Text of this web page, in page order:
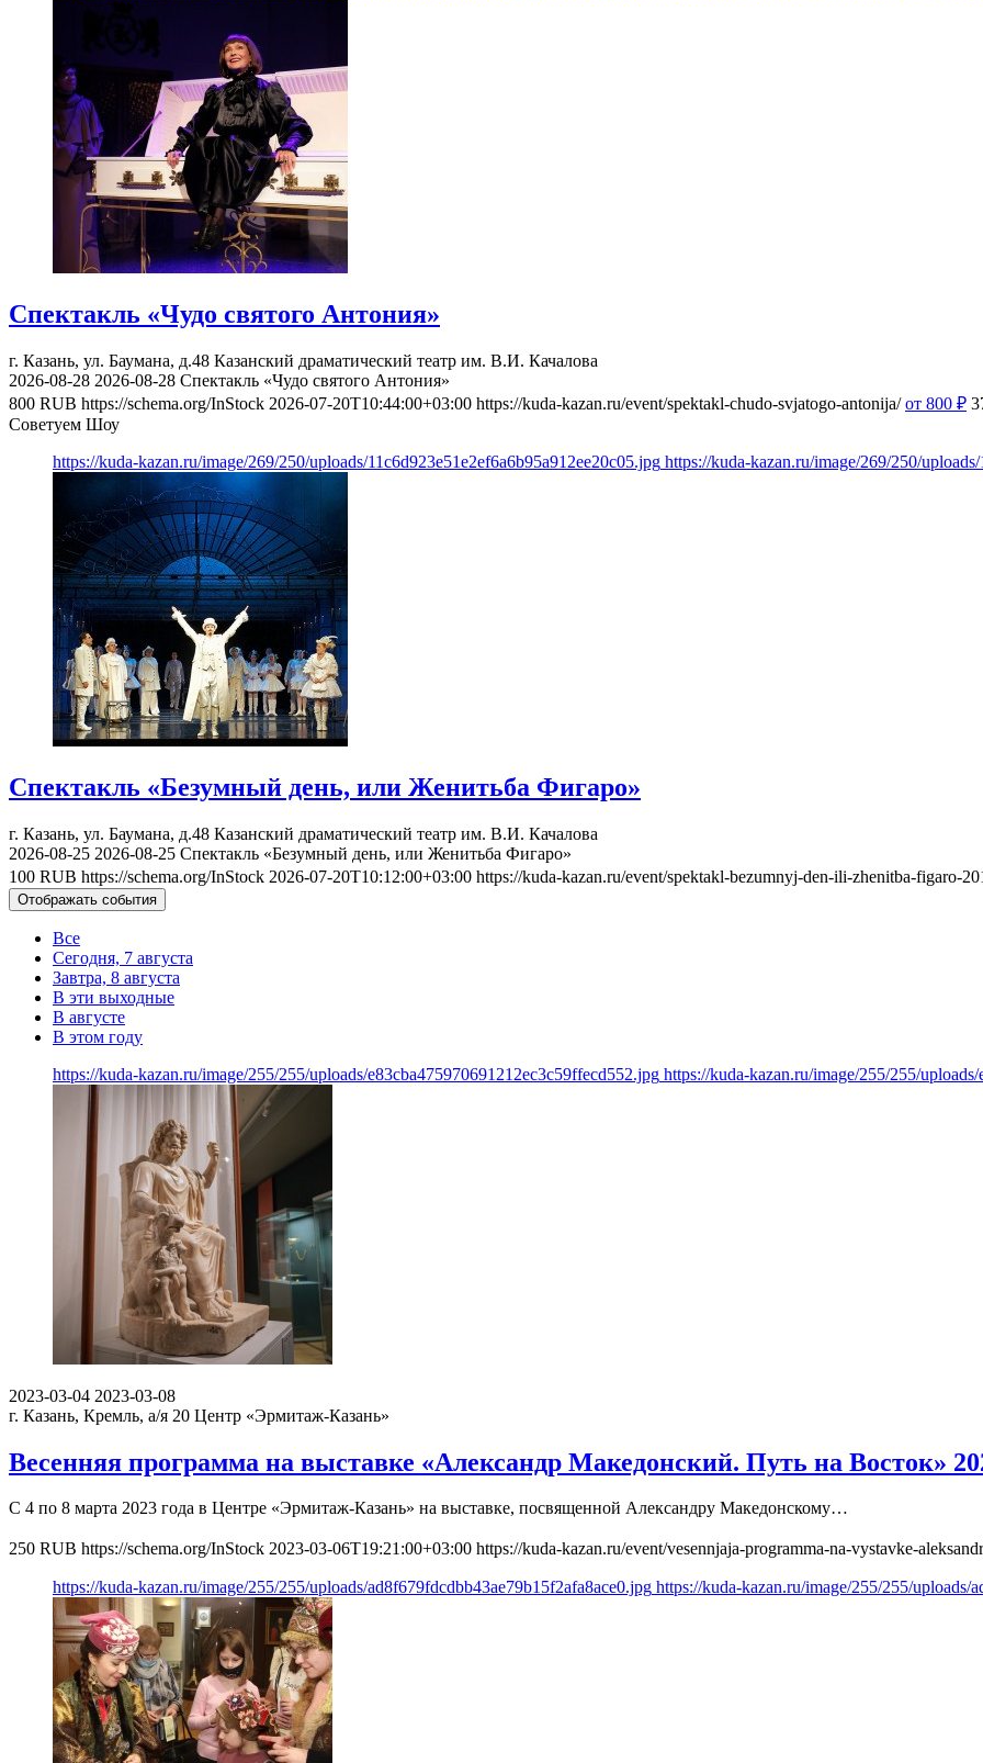
Спектакль «Чудо святого Антония»
г. Казань, ул. Баумана, д.48 Казанский драматический театр им. В.И. Качалова
2026-08-28 2026-08-28 Спектакль «Чудо святого Антония»
800 RUB https://schema.org/InStock 2026-07-20T10:44:00+03:00 https://kuda-kazan.ru/event/spektakl-chudo-svjatogo-antonija/ от 800 ₽
Советуем Шоу
https://kuda-kazan.ru/image/269/250/uploads/11c6d923e51e2ef6a6b95a912ee20c05.jpg https://kuda-kazan.ru/image/269/250/
Спектакль «Безумный день, или Женитьба Фигаро»
г. Казань, ул. Баумана, д.48 Казанский драматический театр им. В.И. Качалова
2026-08-25 2026-08-25 Спектакль «Безумный день, или Женитьба Фигаро»
100 RUB https://schema.org/InStock 2026-07-20T10:12:00+03:00 https://kuda-kazan.ru/event/spektakl-bezumnyj-den-ili-zhenitba-figaro-
Отображать события
Все
Сегодня, 7 августа
Завтра, 8 августа
В эти выходные
В августе
В этом году
https://kuda-kazan.ru/image/255/255/uploads/e83cba475970691212ec3c59ffecd552.jpg https://kuda-kazan.ru/image/255/255/
2023-03-04 2023-03-08
г. Казань, Кремль, а/я 20 Центр «Эрмитаж-Казань»
Весенняя программа на выставке «Александр Македонский. Путь на Восток»
С 4 по 8 марта 2023 года в Центре «Эрмитаж-Казань» на выставке, посвященной Александру Македонскому…
250 RUB https://schema.org/InStock 2023-03-06T19:21:00+03:00 https://kuda-kazan.ru/event/vesennjaja-programma-na-vystavke-
https://kuda-kazan.ru/image/255/255/uploads/ad8f679fdcdbb43ae79b15f2afa8ace0.jpg https://kuda-kazan.ru/image/255/255/uploads/